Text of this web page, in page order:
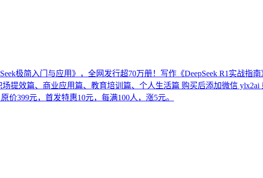
极简入门与应用》，全网发行超70万册！写作《DeepSeek R1实战指
提效篇、商业应用篇、教育培训篇、个人生活篇 购买后添加微信 ylx2ai
399元，首发特惠10元，每满100人，涨5元。